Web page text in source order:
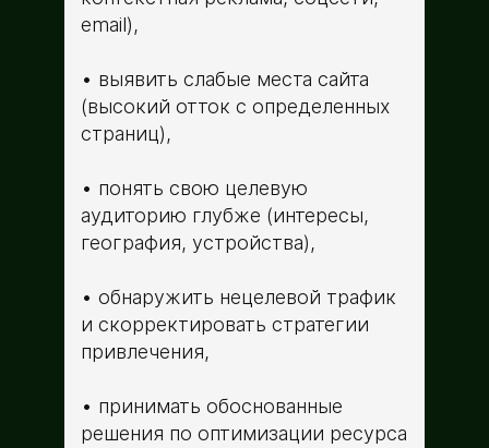
email),
выявить слабые места сайта
(высокий отток с определенных
страниц),
понять свою целевую
аудиторию глубже (интересы,
география, устройства),
обнаружить нецелевой трафик
и скорректировать стратегии
привлечения,
принимать обоснованные
решения по оптимизации ресурса